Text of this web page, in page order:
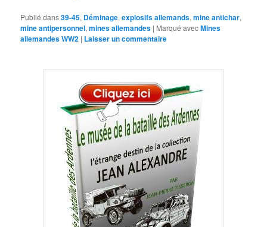
Publié dans39-45, Déminage,explosifs allemands,mine antichar,
mine antipersonnel,mines allemandes | Marqué avecMines
allemandes WW2 | Laisser un commentaire